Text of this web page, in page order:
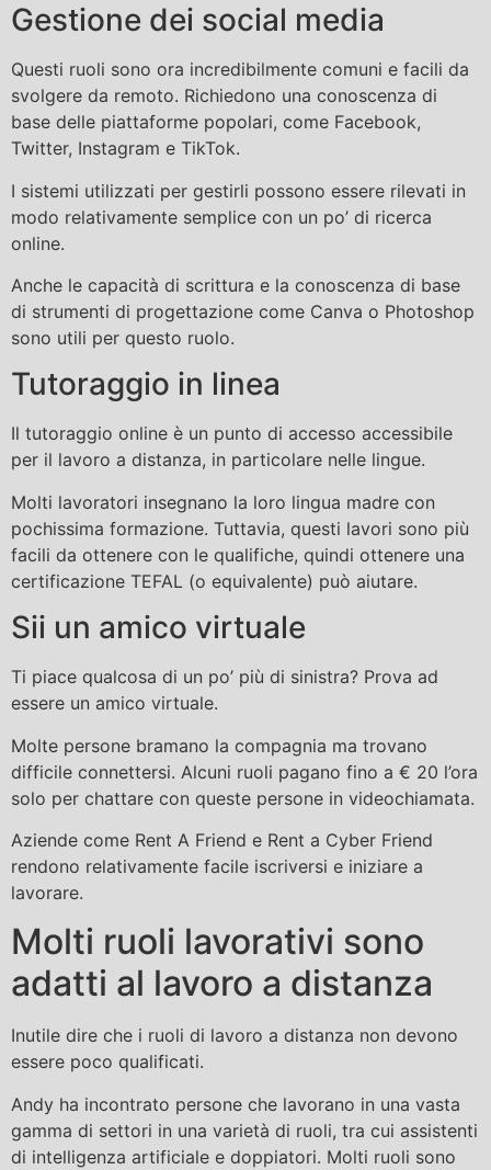
Gestione dei social media
Questi ruoli sono ora incredibilmente comuni e facili da
svolgere da remoto. Richiedono una conoscenza di
base delle piattaforme popolari, come Facebook,
Twitter, Instagram e TikTok.
I sistemi utilizzati per gestirli possono essere rilevati in
modo relativamente semplice con un po’ di ricerca
online.
Anche le capacità di scrittura e la conoscenza di base
di strumenti di progettazione come Canva o Photoshop
sono utili per questo ruolo.
Tutoraggio in linea
Il tutoraggio online è un punto di accesso accessibile
per il lavoro a distanza, in particolare nelle lingue.
Molti lavoratori insegnano la loro lingua madre con
pochissima formazione. Tuttavia, questi lavori sono più
facili da ottenere con le qualifiche, quindi ottenere una
certificazione TEFAL (o equivalente) può aiutare.
Sii un amico virtuale
Ti piace qualcosa di un po’ più di sinistra? Prova ad
essere un amico virtuale.
Molte persone bramano la compagnia ma trovano
difficile connettersi. Alcuni ruoli pagano fino a € 20 l’ora
solo per chattare con queste persone in videochiamata.
Aziende come Rent A Friend e Rent a Cyber ​​Friend
rendono relativamente facile iscriversi e iniziare a
lavorare.
Molti ruoli lavorativi sono
adatti al lavoro a distanza
Inutile dire che i ruoli di lavoro a distanza non devono
essere poco qualificati.
Andy ha incontrato persone che lavorano in una vasta
gamma di settori in una varietà di ruoli, tra cui assistenti
di intelligenza artificiale e doppiatori. Molti ruoli sono